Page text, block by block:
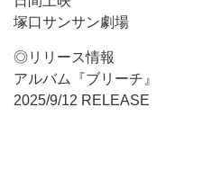
塚口サンサン劇場
◎リリース情報
アルバム『ブリーチ』
2025/9/12 RELEASE